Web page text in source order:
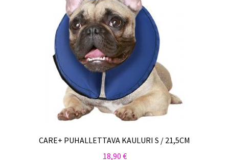
CARE+ PUHALLETTAVA KAULURI S / 21,5CM
18,90 €